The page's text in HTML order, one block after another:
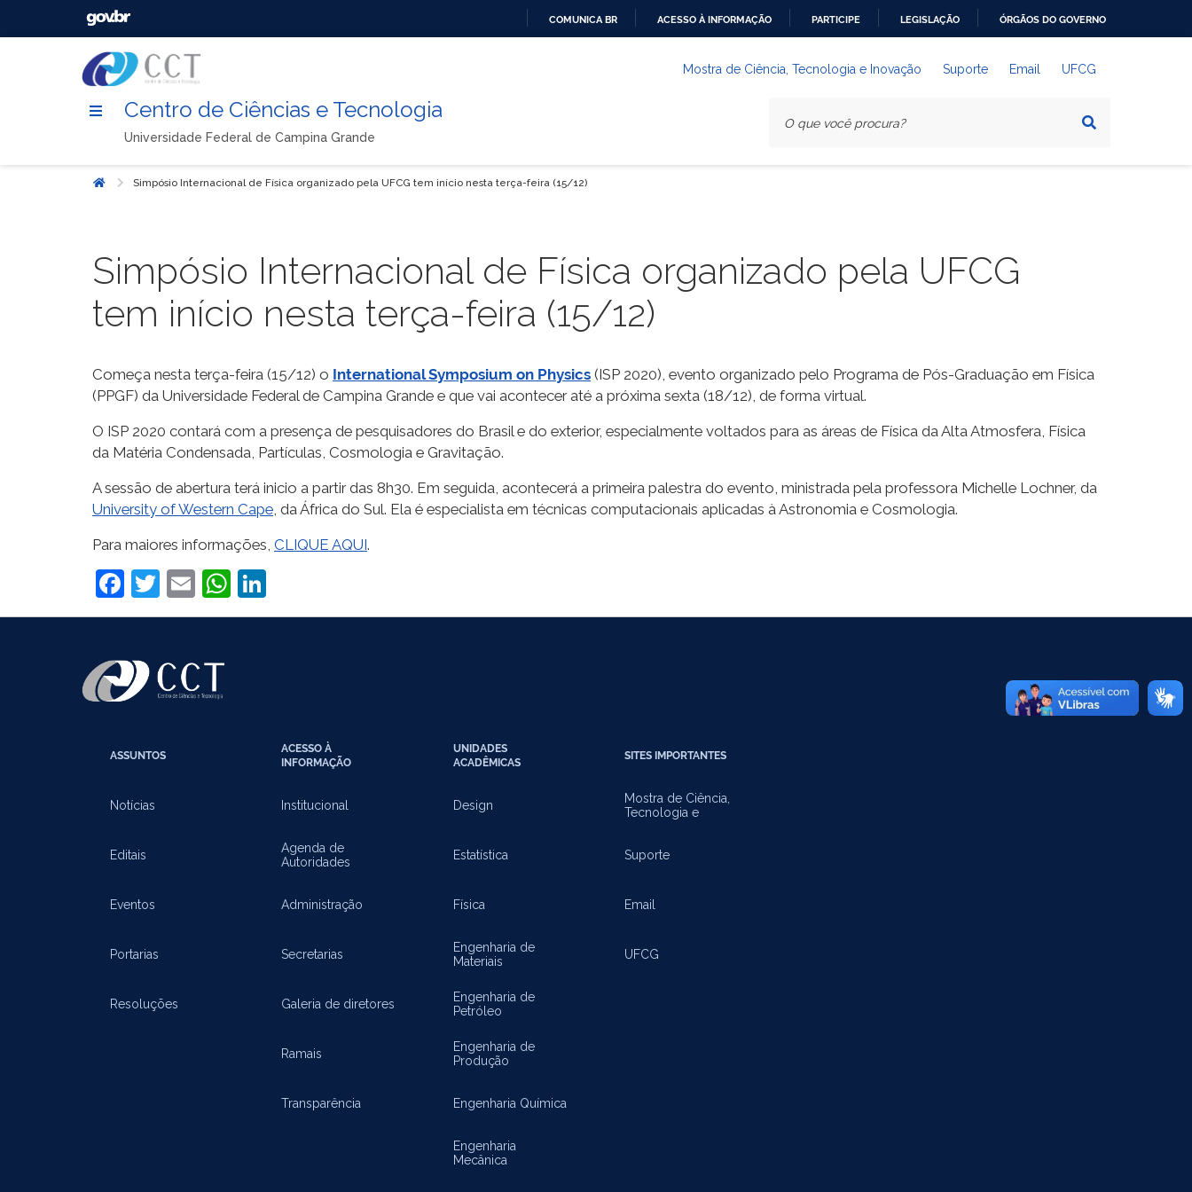
COMUNICA BR ACESSO À INFORMAÇÃO PARTICIPE LEGISLAÇÃO ÓRGÃOS DO GOVERNO
Mostra de Ciência, Tecnologia e Inovação Suporte Email UFCG
Centro de Ciências e Tecnologia
Universidade Federal de Campina Grande
Início Simpósio Internacional de Física organizado pela UFCG tem início nesta terça-feira (15/12)
Simpósio Internacional de Física organizado pela UFCG
tem início nesta terça-feira (15/12)
Começa nesta terça-feira (15/12) o International Symposium on Physics (ISP 2020), evento organizado pelo Programa de Pós-Graduação em Física
(PPGF) da Universidade Federal de Campina Grande e que vai acontecer até a próxima sexta (18/12), de forma virtual.
O ISP 2020 contará com a presença de pesquisadores do Brasil e do exterior, especialmente voltados para as áreas de Física da Alta Atmosfera, Física
da Matéria Condensada, Partículas, Cosmologia e Gravitação.
A sessão de abertura terá inicio a partir das 8h30. Em seguida, acontecerá a primeira palestra do evento, ministrada pela professora Michelle Lochner, da
University of Western Cape , da África do Sul. Ela é especialista em técnicas computacionais aplicadas à Astronomia e Cosmologia.
Para maiores informações, CLIQUE AQUI.
Facebook
Twitter
EmailWhatsApp
ASSUNTOS
Notícias
Editais
Eventos
Portarias
Resoluções
ACESSO À
INFORMAÇÃO
Institucional
Agenda de
Autoridades
Administração
Secretarias
Galeria de diretores
Ramais
Transparência
UNIDADES
ACADÊMICAS
Design
Estatística
Física
Engenharia de
Materiais
Engenharia de
Petróleo
Engenharia de
Produção
Engenharia Química
Engenharia
Mecânica
SITES IMPORTANTES
Mostra de Ciência,
Tecnologia e
Suporte
Email
UFCG